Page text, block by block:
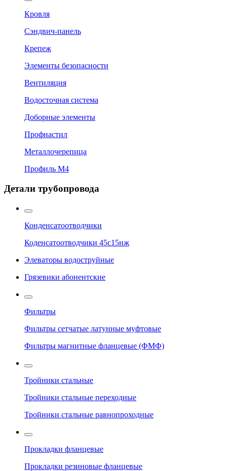
Кровля
Сэндвич-панель
Крепеж
Элементы безопасности
Вентиляция
Водосточная система
Доборные элементы
Профнастил
Металлочерепица
Профиль М4
Детали трубопровода
Конденсатоотводчики
Коденсатоотводчики 45с15нж
Элеваторы водоструйные
Грязевики абонентские
Фильтры
Фильтры сетчатые латунные муфтовые
Фильтры магнитные фланцевые (ФМФ)
Тройники стальные
Тройники стальные переходные
Тройники стальные равнопроходные
Прокладки фланцевые
Прокладки резиновые фланцевые